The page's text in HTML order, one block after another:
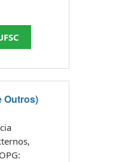
Outros)